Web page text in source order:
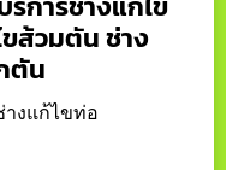
ส้วมตัน ช่าง
ตัน
งแก้ไขท่อ